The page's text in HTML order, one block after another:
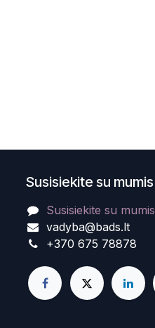
Susisiekite su mumis
Susisiekite su mumis
vadyba@bads.lt
+370 675 78878